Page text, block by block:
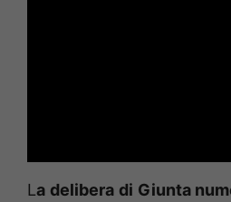
La delibera di Giunta